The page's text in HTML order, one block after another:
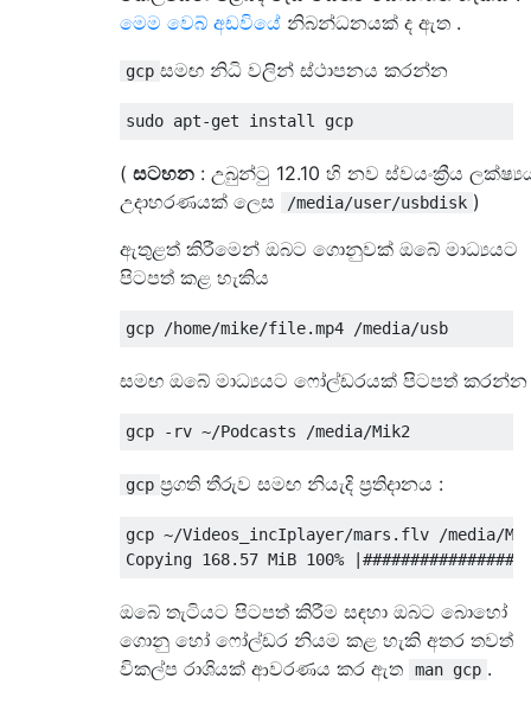
මෙම වෙබ් අඩවියේ නිබන්ධනයක් ද ඇත .
gcp සමඟ නිධි වලින් ස්ථාපනය කරන්න
( සටහන : උබුන්ටු 12.10 හි නව ස්වයංක්‍රීය
උදාහරණයක් ලෙස
/media/user/usbdisk )
ඇතුළත් කිරීමෙන් ඔබට ගොනුවක් ඔබේ මාධ්‍යයට
පිටපත් කළ හැකිය
සමඟ ඔබේ මාධ්‍යයට ෆෝල්ඩරයක් පිටපත් කරන්න
gcp ප්‍රගති තීරුව සමඟ නියැදි ප්‍රතිදානය :
gcp ~/Videos_incIplayer/mars.flv /media/
ඔබේ තැටියට පිටපත් කිරීම සඳහා ඔබට බොහෝ
ගොනු හෝ ෆෝල්ඩර නියම කළ හැකි අතර තවත්
විකල්ප රාශියක් ආවරණය කර ඇත
man gcp .